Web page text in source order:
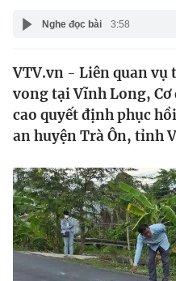
Thế giới
Tin tức
Thế giới đó đây
Câu chuyện quốc tế
Kinh tế
Tài chính
Thị trường
Góc doanh nghiệp
Dữ liệu và đời sống
Truyền hình
Phim VTV
Giáo dục
Nghe đọc bài 3:58
VTV.vn - Liên quan vụ
vong tại Vĩnh Long, Cơ
cao quyết định phục
an huyện Trà Ôn, tỉnh